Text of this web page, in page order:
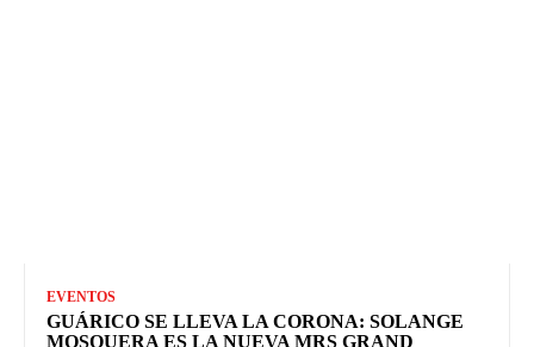
EVENTOS
GUÁRICO SE LLEVA LA CORONA: SOLANGE
MOSQUERA ES LA NUEVA MRS GRAND